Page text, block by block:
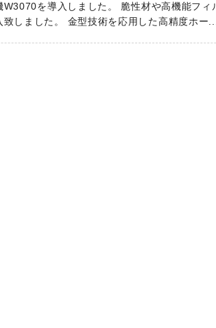
を導入しました。 脆性材や高機能フィ
しました。 金型技術を応用した高精度ホー